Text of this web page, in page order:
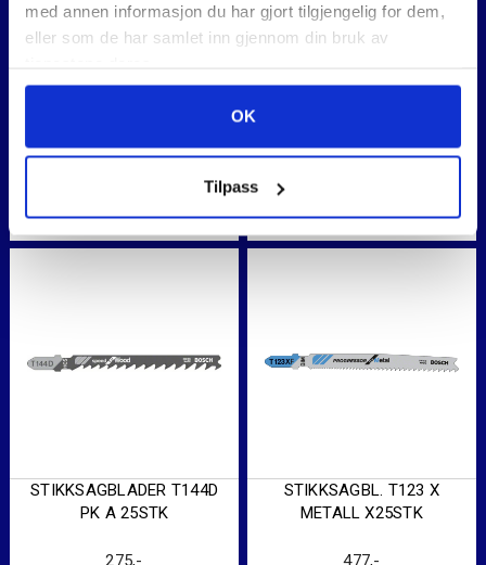
med annen informasjon du har gjort tilgjengelig for dem,
eller som de har samlet inn gjennom din bruk av
OK
Tilpass
S1617K A 5 STK
T118EHM,X3STK 3-PAK
STIKKSAGBLADER T144D
PK A 25STK
275,-
STIKKSAGBL. T123 X
METALL X25STK
477,-